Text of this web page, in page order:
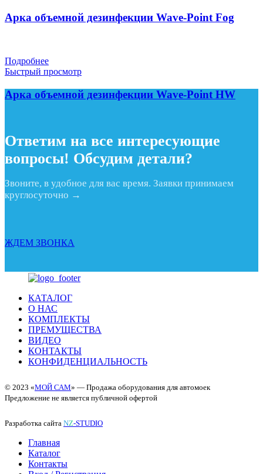
Арка объемной дезинфекции Wave-Point Fog
Подробнее
Быстрый просмотр
Арка объемной дезинфекции Wave-Point HW
Ответим на все интересующие
вопросы! Обсудим детали?
Звоните, в удобное для вас время. Заявки принимаем
круглосуточно →
ЖДЕМ ЗВОНКА
КАТАЛОГ
О НАС
КОМПЛЕКТЫ
ПРЕМУЩЕСТВА
ВИДЕО
КОНТАКТЫ
КОНФИДЕНЦИАЛЬНОСТЬ
© 2023 «МОЙ САМ» — Продажа оборудования для автомоек
Предложение не является публичной офертой
Разработка сайта NZ-STUDIO
Главная
Каталог
Контакты